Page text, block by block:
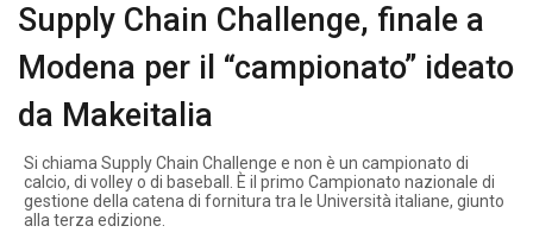
Supply Chain Challenge, finale a
Modena per il “campionato” ideato
da Makeitalia
Si chiama Supply Chain Challenge e non è un campionato di
calcio, di volley o di baseball. È il primo Campionato nazionale di
gestione della catena di fornitura tra le Università italiane, giunto
alla terza edizione.